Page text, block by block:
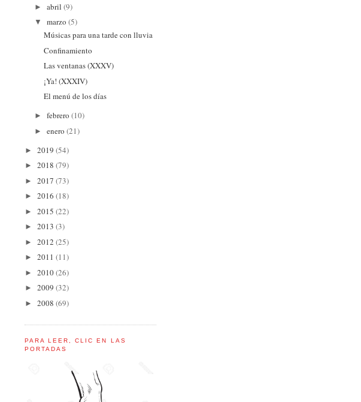
► abril (9)
▼ marzo (5)
Músicas para una tarde con lluvia
Confinamiento
Las ventanas (XXXV)
¡Ya! (XXXIV)
El menú de los días
► febrero (10)
► enero (21)
► 2019 (54)
► 2018 (79)
► 2017 (73)
► 2016 (18)
► 2015 (22)
► 2013 (3)
► 2012 (25)
► 2011 (11)
► 2010(26)
► 2009 (32)
► 2008 (69)
PARA LEER, CLIC EN LAS
PORTADAS